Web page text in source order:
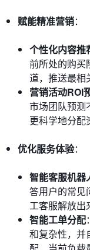
赋能精准营销：
个性化内容推
前所处的购买
道，推送最相
营销活动ROI
市场团队预测
更科学地分配
优化服务体验：
智能客服机器
答用户的常见
工客服解放出
智能工单分配
和复杂性，并